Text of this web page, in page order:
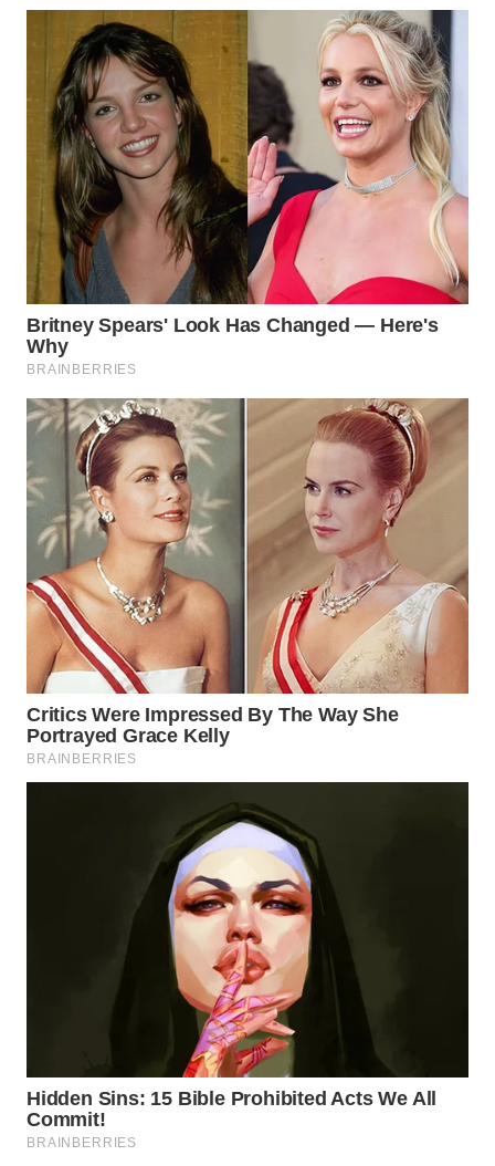
WN
SAMOSIR
WN
PADANG
LAWAS
WN
SUMEDANG
WN
CIANJUR
WN
SERIBU
WN
TANGERANG
WN
BINJAI
WN
CIREBON
WN
INDRAMAYU
WN
PURWAKARTA